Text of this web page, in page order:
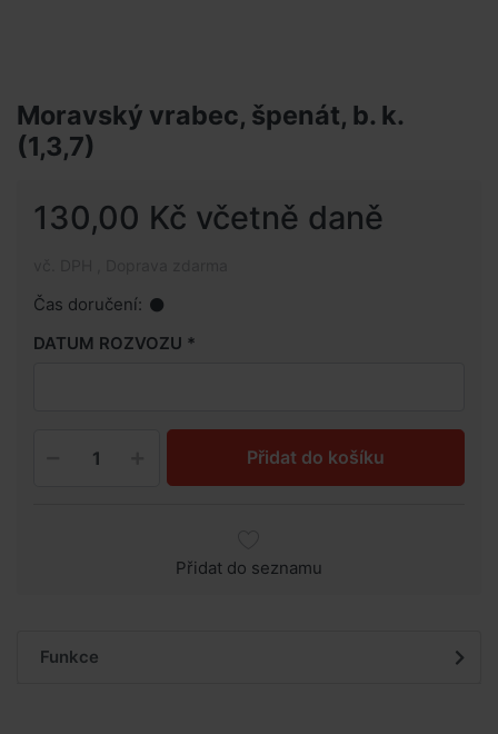
Moravský vrabec, špenát, b. k.
(1,3,7)
130,00 Kč včetně daně
Čas doručení:
DATUM ROZVOZU
Přidat do košíku
Přidat do seznamu
Funkce